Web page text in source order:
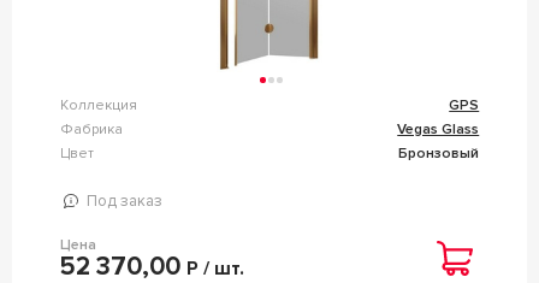
Коллекция
GPS
Фабрика
Vegas Glass
Цвет
Бронзовый
Под заказ
Цена
52 370,00 Р / шт.